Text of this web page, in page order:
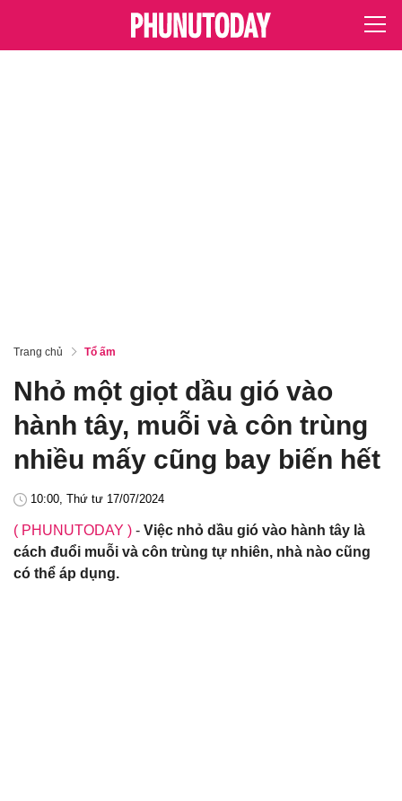
Trang chủ Tổ ấm
Nhỏ một giọt dầu gió vào
hành tây, muỗi và côn trùng
nhiều mấy cũng bay biến hết
10:00, Thứ tư 17/07/2024
( PHUNUTODAY ) - Việc nhỏ dầu gió vào hành tây là
cách đuổi muỗi và côn trùng tự nhiên, nhà nào cũng
có thể áp dụng.